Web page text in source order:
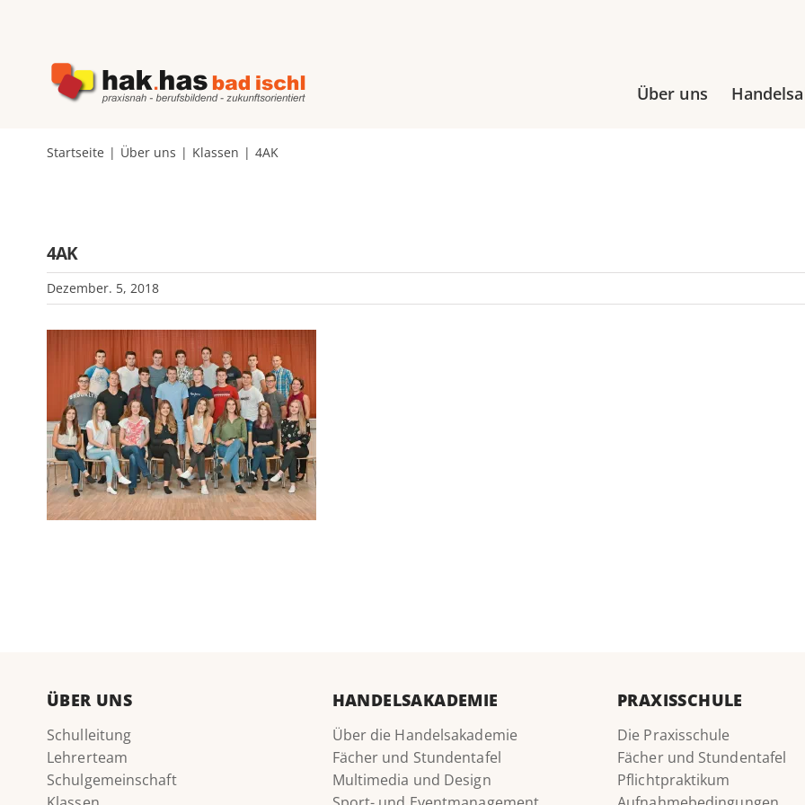
Über uns
Startseite Über uns Klassen 4AK
4AK
Dezember. 5, 2018
ÜBER UNS
Schulleitung
Lehrerteam
Schulgemeinschaft
HANDELSAKADEMIE
Über die Handelsakademie
Fächer und Stundentafel
Multimedia und Design
PRAXISSCHULE
Die Praxisschule
Fächer und Stundentafel
Pflichtpraktikum